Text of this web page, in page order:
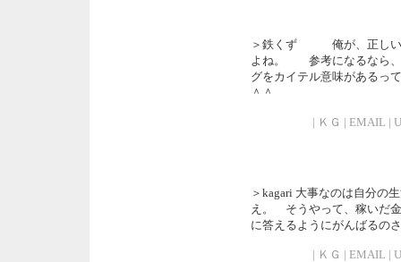
＞鉄くず 俺が、正しい
よね。 参考になるなら、
グをカイテル意味があるっ
＾＾
| ＫＧ | EMAIL |
＞kagari 大事なのは自分の
え。 そうやって、稼いだ
に答えるようにがんばるの
| ＫＧ | EMAIL |